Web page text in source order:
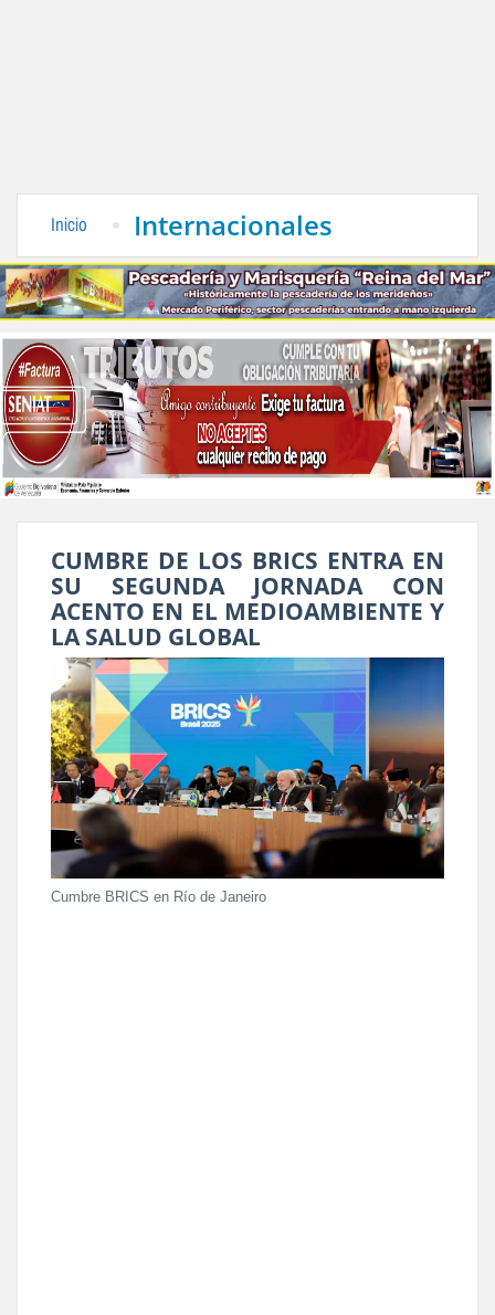
Inicio Internacionales
CUMBRE DE LOS BRICS ENTRA EN
SU SEGUNDA JORNADA CON
ACENTO EN EL MEDIOAMBIENTE Y
LA SALUD GLOBAL
Cumbre BRICS en Río de Janeiro